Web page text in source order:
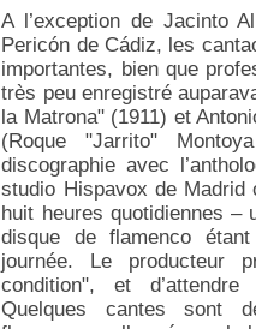
A l’exception de Jacinto
Pericón de Cádiz, les
importantes, bien que
très peu enregistré
la Matrona" (1911) et
(Roque "Jarrito"
discographie avec
studio Hispavox de
huit heures quotidiennes –
disque de flamenco
journée. Le producteur
condition", et
Quelques cantes sont